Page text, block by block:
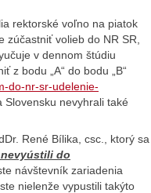
rektorské voľno na piatok
volieb do NR SR,
v dennom štúdiu
z bodu „A“ do bodu „B“
do-nr-sr-udelenie-
nevyhrali také
René Bílika, csc., ktorý sa
do
návštevník zariadenia
nielenže vypustili takýto